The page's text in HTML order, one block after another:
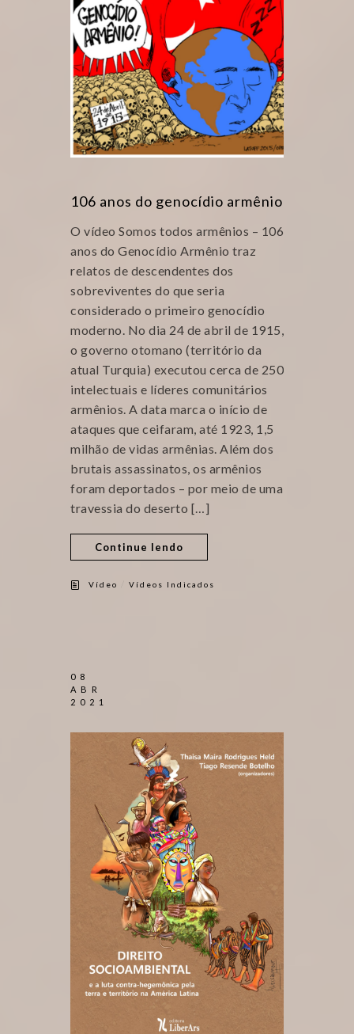
106 anos do genocídio armênio
O vídeo Somos todos armênios – 106
anos do Genocídio Armênio traz
relatos de descendentes dos
sobreviventes do que seria
considerado o primeiro genocídio
moderno. No dia 24 de abril de 1915,
o governo otomano (território da
atual Turquia) executou cerca de 250
intelectuais e líderes comunitários
armênios. A data marca o início de
ataques que ceifaram, até 1923, 1,5
milhão de vidas armênias. Além dos
brutais assassinatos, os armênios
foram deportados – por meio de uma
travessia do deserto […]
Continue lendo
Vídeo Vídeos Indicados
08
ABR
2021